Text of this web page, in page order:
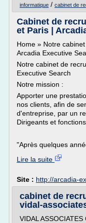
informatique / cabinet de
Cabinet de
et Paris |
Home » Notre
Arcadia Executive
Notre cabinet de
Executive Search
Notre mission :
Apporter une
nos clients, afin de
d'entreprise, par un
Dirigeants et
"Après quelques
Lire la suite
Site : http://arcadia-
cabinet de
vidal-
VIDAL